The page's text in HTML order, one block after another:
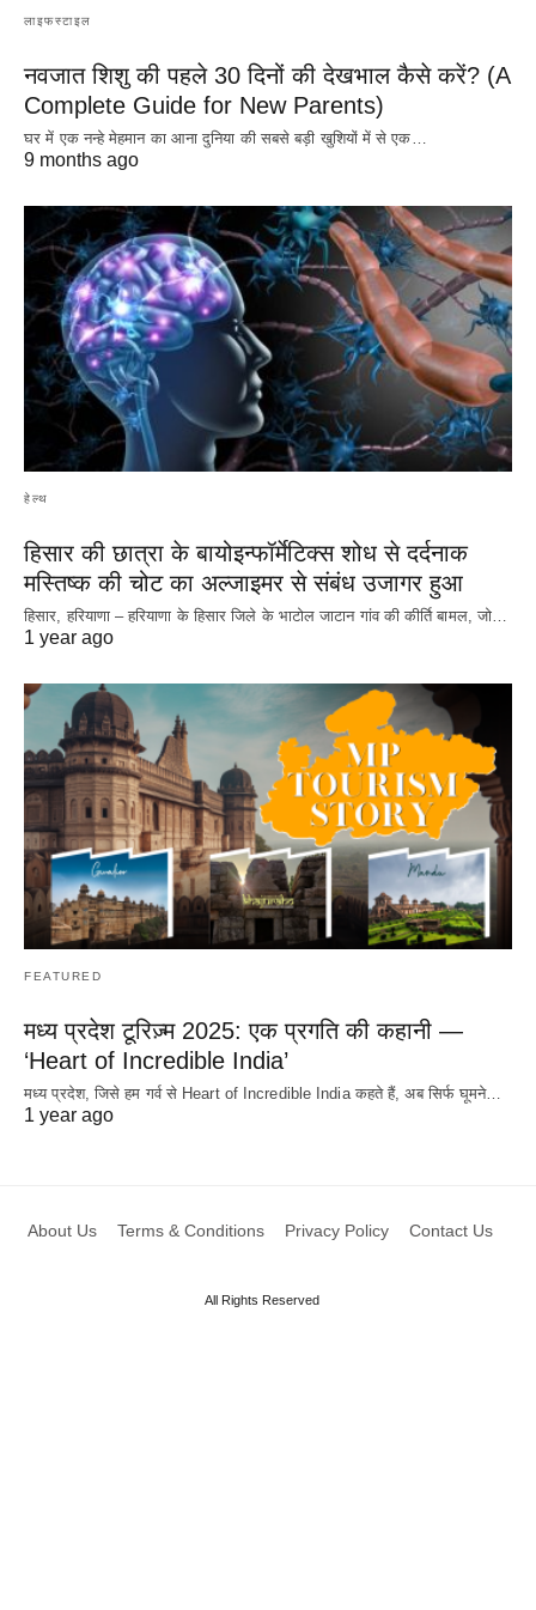
लाइफस्टाइल
नवजात शिशु की पहले 30 दिनों की देखभाल कैसे करें? (A
Complete Guide for New Parents)
घर में एक नन्हे मेहमान का आना दुनिया की सबसे बड़ी खुशियों में से एक…
9 months ago
हेल्थ
हिसार की छात्रा के बायोइन्फॉर्मेटिक्स शोध से दर्दनाक
मस्तिष्क की चोट का अल्जाइमर से संबंध उजागर हुआ
हिसार, हरियाणा – हरियाणा के हिसार जिले के भाटोल जाटान गांव की कीर्ति बामल, जो…
1 year ago
FEATURED
मध्य प्रदेश टूरिज़्म 2025: एक प्रगति की कहानी —
‘Heart of Incredible India’
मध्य प्रदेश, जिसे हम गर्व से Heart of Incredible India कहते हैं, अब सिर्फ घूमने…
1 year ago
About Us Terms & Conditions Privacy Policy Contact Us
All Rights Reserved